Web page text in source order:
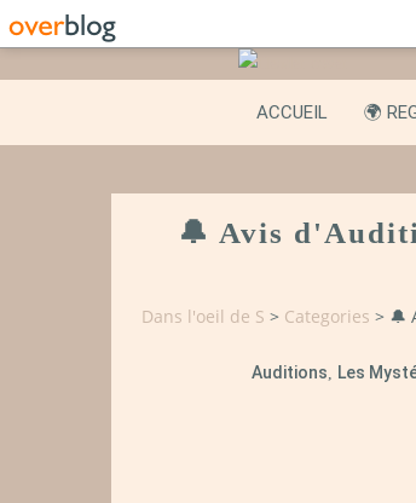
ACCUEIL 🌍
🔔 Avis
Dans l'oeil de S > Categories > 🔔
Auditions Les